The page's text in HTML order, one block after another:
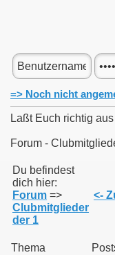
=> Noch nicht
Laßt Euch richtig
Forum -
Du befindest
dich hier:
Forum =>
Clubmitglieder
der 1
<-
Thema